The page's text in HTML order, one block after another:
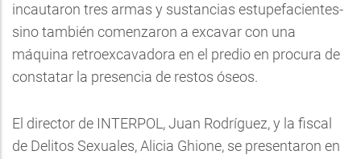
incautaron tres armas y sustancias estupefacientes-
sino también comenzaron a excavar con una
máquina retroexcavadora en el predio en procura de
constatar la presencia de restos óseos.
El director de INTERPOL, Juan Rodríguez, y la fiscal
de Delitos Sexuales, Alicia Ghione, se presentaron en